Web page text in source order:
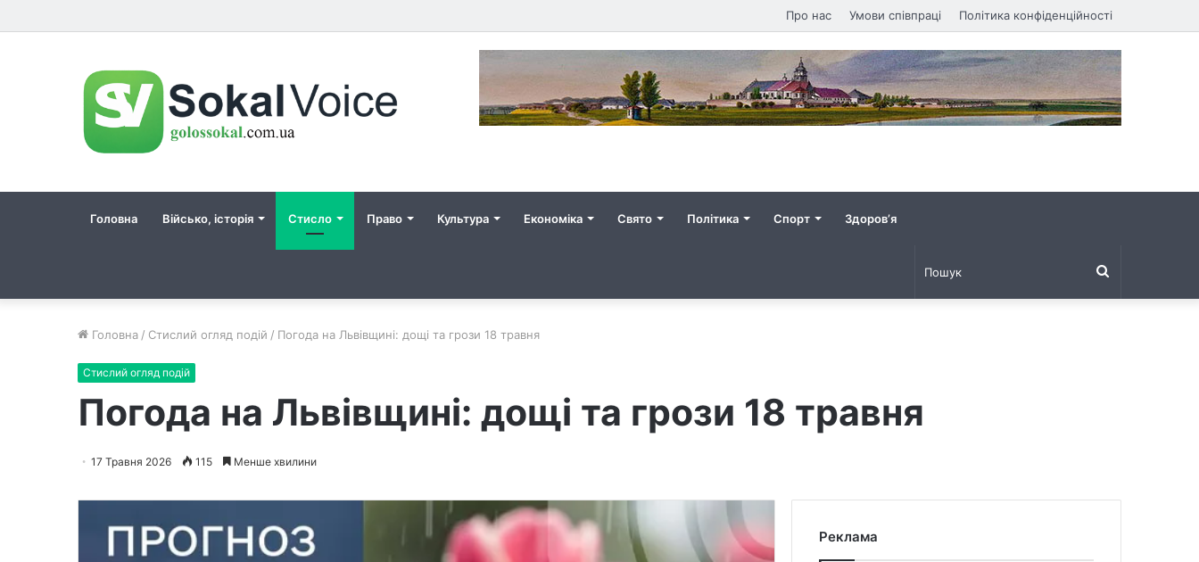
Про нас Умови співпраці Політика конфіденційності
Головна Військо, історія Стисло Право Культура Економіка Свято Політика Спорт Здоров’я
Головна / Стислий огляд подій / Погода на Львівщині: дощі та грози 18 травня
Стислий огляд подій
Погода на Львівщині: дощі та грози 18 травня
17 Травня 2026 115 Менше хвилини
Реклама